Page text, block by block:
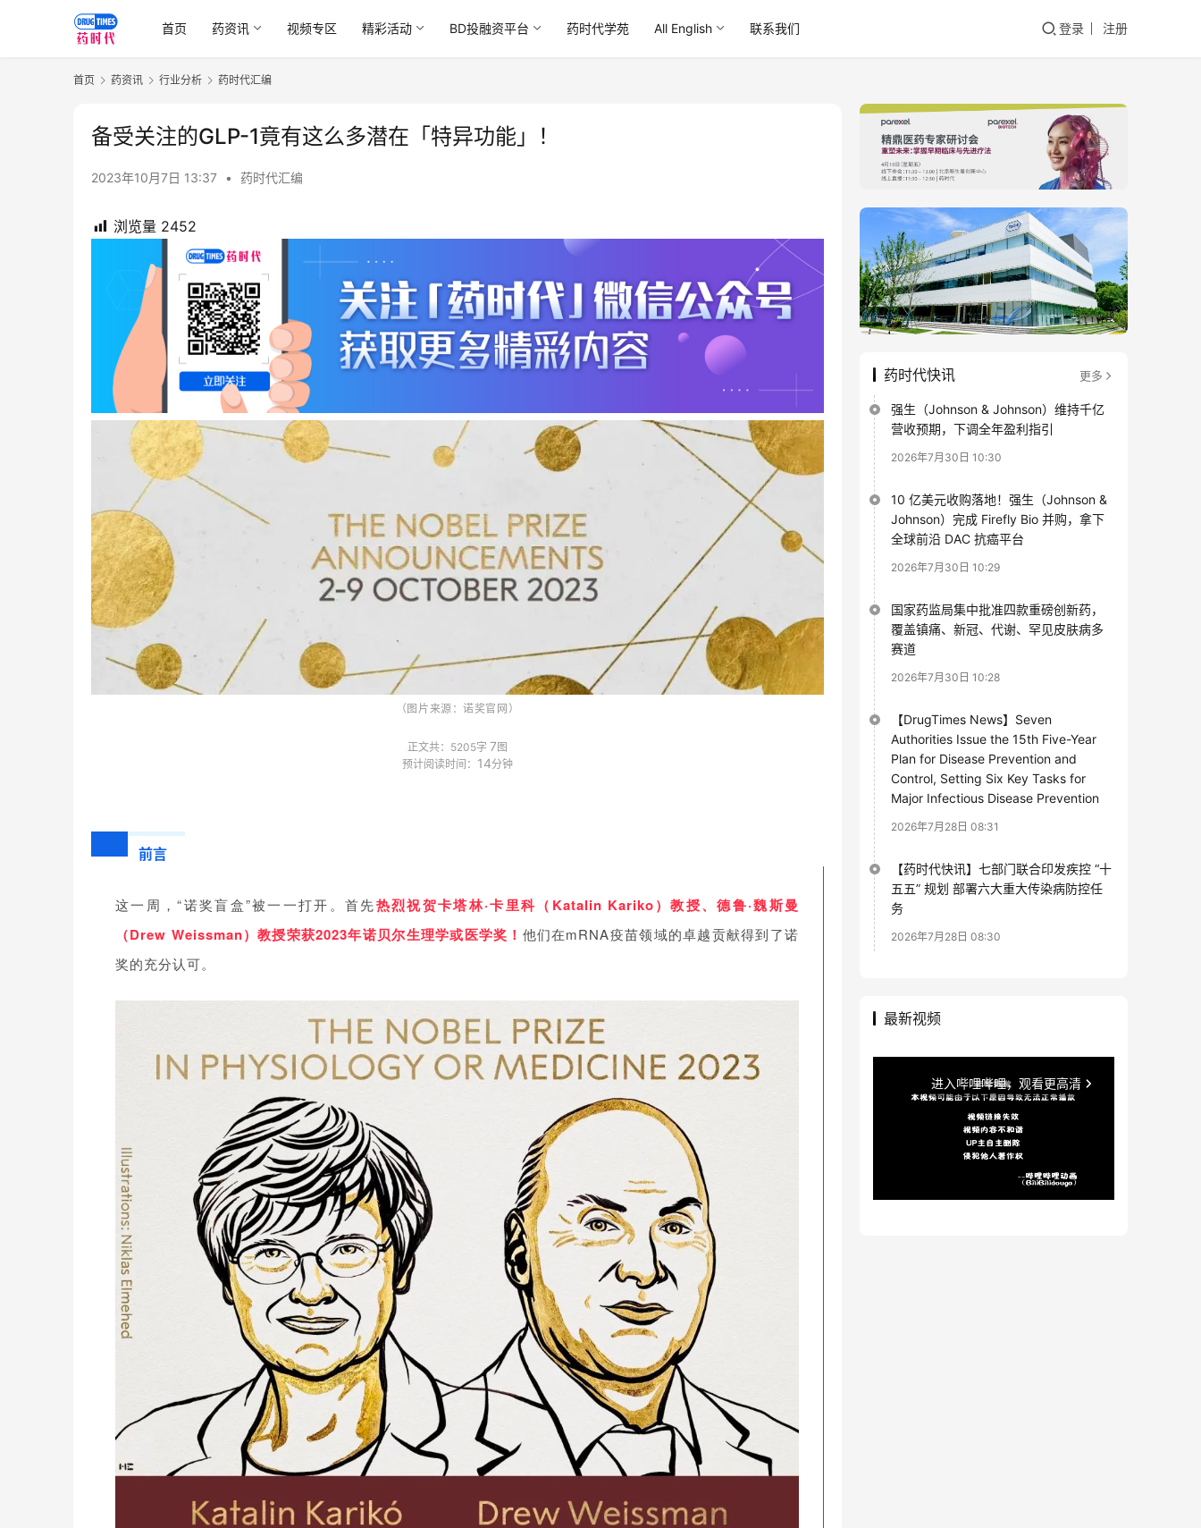
首页 药资讯 视频专区 精彩活动 BD投融资平台 药时代学苑 All English 联系我们 登录 注册
首页 药资讯 行业分析 药时代汇编
备受关注的GLP-1竟有这么多潜在「特异功能」！
2023年10月7日 13:37 • 药时代汇编
浏览量 2452
（图片来源：诺奖官网）
正文共：5205字 7 图
预计阅读时间： 14分钟
前言
这一周，“诺奖盲盒”被一一打开。首先热烈祝贺卡塔林·卡里科（Katalin Kariko）教授、德鲁·魏斯曼
（Drew Weissman）教授荣获2023年诺贝尔生理学或医学奖！ 他们在mRNA疫苗领域的卓越贡献得到了诺
奖的充分认可。
药时代快讯 更多
强生（Johnson & Johnson）维持千亿
营收预期，下调全年盈利指引
2026年7月30日 10:30
10 亿美元收购落地！强生（Johnson &
Johnson）完成 Firefly Bio 并购，拿下
全球前沿 DAC 抗癌平台
2026年7月30日 10:29
国家药监局集中批准四款重磅创新药，
覆盖镇痛、新冠、代谢、罕见皮肤病多
赛道
2026年7月30日 10:28
【DrugTimes News】Seven
Authorities Issue the 15th Five-Year
Plan for Disease Prevention and
Control, Setting Six Key Tasks for
Major Infectious Disease Prevention
2026年7月28日 08:31
【药时代快讯】七部门联合印发疾控 “十
五五” 规划 部署六大重大传染病防控任
务
2026年7月28日 08:30
最新视频